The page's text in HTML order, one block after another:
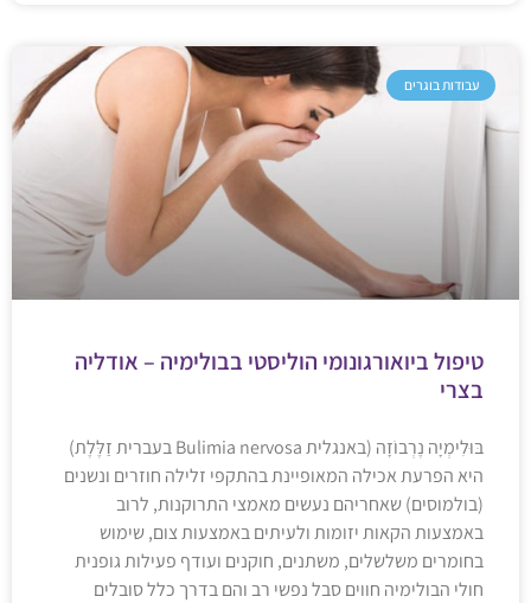
עבודות בוגרים
טיפול ביואורגונומי הוליסטי בבולימיה – אודליה
בצרי
בּוּלִימְיָה נֶרְבוֹזָה (באנגלית Bulimia nervosa בעברית זַלֶּלֶת)
היא הפרעת אכילה המאופיינת בהתקפי זלילה חוזרים ונשנים
(בולמוסים) שאחריהם נעשים מאמצי התרוקנות, לרוב
באמצעות הקאות יזומות ולעיתים באמצעות צום, שימוש
בחומרים משלשלים, משתנים, חוקנים ועודף פעילות גופנית
חולי הבולימיה חווים סבל נפשי רב והם בדרך כלל סובלים